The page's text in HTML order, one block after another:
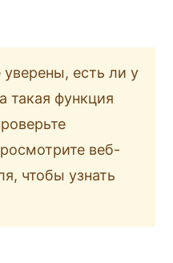
есть ли у
такая функция
веб-
чтобы узнать